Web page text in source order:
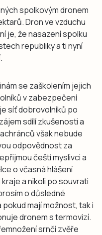
spolkovým dronem
Dron ve vzduchu
je, že nasazení spolku
republiky a ti nyní
se zaškolením jejich
v zabezpečení
síť dobrovolníků po
sdílí zkušenosti a
však nebude
odpovědnost za
čeští myslivci a
o včasná hlášení
a nikoli po souvrati
o důsledné
mají možnost, tak i
dronem s termovizí.
srnčí zvěře